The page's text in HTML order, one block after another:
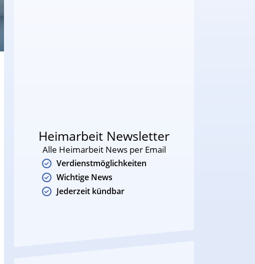
Heimarbeit Newsletter
Alle Heimarbeit News per Email
Verdienstmöglichkeiten
Wichtige News
Jederzeit kündbar